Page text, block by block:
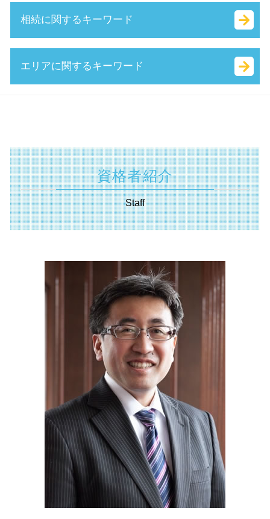
事業計画書 とは
持続的発展
生産性向上設備投資促進税制 とは
公的支援 とは
事業計画書 書き方
決算月 決め方
商号 とは
合同会社 資金調達
定款 絶対的記載事項 とは
合同会社 税金
合同会社 設立 資本金
相対的記載事項 とは
合同会社 出資
中小企業省エネ 補助金
事業再構築補助金 とは
助成金 種類
補助金適化法 とは
起業支援 助成金
日本政策金融公庫 新創業融資制度
it 導入 補助金 とは
持続化補助金 とは
国 創業補助金
m&a 資格
議決権 とは
株式 移転 とは
簡易 分割
吸収 分割
資本 参加
企業 合併
技術 提携 とは
株式 譲渡 とは
株式 交換 とは
株式 譲渡 制限 会社
特別 決議
相続に関するキーワード
確定申告 遺産相続
相続 兄弟
単純承認 とは
分割 相続
遺言書 効力 期間
相続 財産
代襲 相続 とは
相続税 国税庁
相続 放棄 とは
相続 不動産 売却 確定 申告 必要書類
抵当権設定 登記
相続 確定申告
相続税 配偶者控除
エリアに関するキーワード
助成金申請 横須賀市 税理士
相続 神奈川県 税理士
相続 横須賀市 税理士
補助金申請 神奈川県 相談
認定支援機関 相模原市 税理士
不動産 川崎市 相談
補助金申請 横須賀市 税理士
認定支援機関 横浜市 税理士
助成金申請 横須賀市 相談
資金調達 横須賀市 相談
遺言書 相模原市 税理士
経営革新等支援機関 東京都 相談
事業承継 埼玉県 相談
起業支援 神奈川県 相談
起業支援 埼玉県 税理士
資格者紹介
Staff